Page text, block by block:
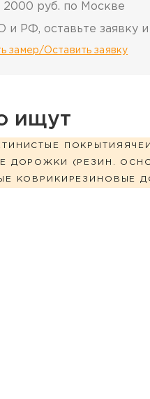
2000 руб. по Москве
и РФ, оставьте заявку
замер/Оставить заявку
ищут
ПОКРЫТИЯ
ДОРОЖКИ (РЕЗИН.
КОВРИКИ РЕЗИНОВЫЕ